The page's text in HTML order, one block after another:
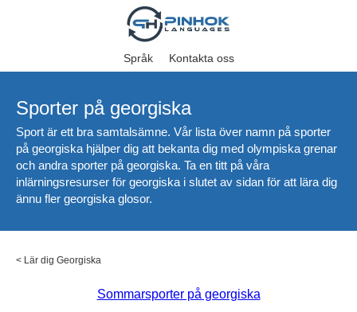
Språk Kontakta oss
Sporter på georgiska
Sport är ett bra samtalsämne. Vår lista över namn på sporter
på georgiska hjälper dig att bekanta dig med olympiska grenar
och andra sporter på georgiska. Ta en titt på våra
inlärningsresurser för georgiska i slutet av sidan för att lära dig
ännu fler georgiska glosor.
< Lär dig Georgiska
Sommarsporter på georgiska